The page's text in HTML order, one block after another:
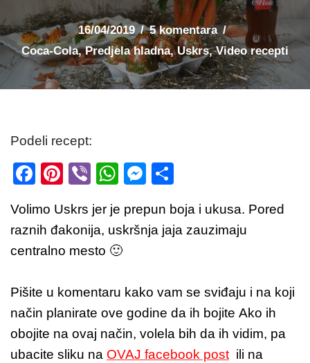
16/04/2019
5 komentara
Coca-Cola,Predjela hladna,Uskrs,Video recepti
Podeli recept:
F
c
e
b
o
o
k
Pi
er
e
st
Vi
er
W
at
s
A
p
p
M
ss
e
g
er
ar
e
Volimo Uskrs jer je prepun boja i ukusa. Pored
raznih đakonija, uskršnja jaja zauzimaju
centralno mesto 🙂
Pišite u komentaru kako vam se sviđaju i na koji
način planirate ove godine da ih bojite Ako ih
obojite na ovaj način, volela bih da ih vidim, pa
ubacite sliku na OVAJ facebook post ili na